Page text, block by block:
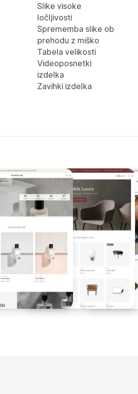
Slike visoke
ločljivosti
Sprememba slike ob
prehodu z miško
Tabela velikosti
Videoposnetki
izdelka
Zavihki izdelka